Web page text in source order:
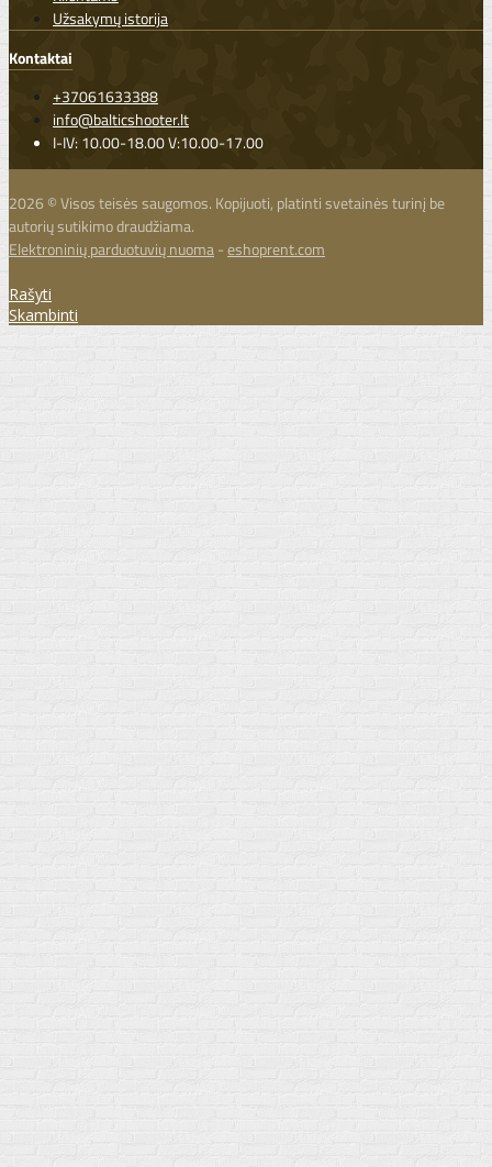
Užsakymų istorija
Kontaktai
+37061633388
info@balticshooter.lt
I-IV: 10.00-18.00 V:10.00-17.00
2026 © Visos teisės saugomos. Kopijuoti, platinti svetainės turinį be
autorių sutikimo draudžiama.
Elektroninių parduotuvių nuoma-eshoprent.com
Rašyti
Skambinti